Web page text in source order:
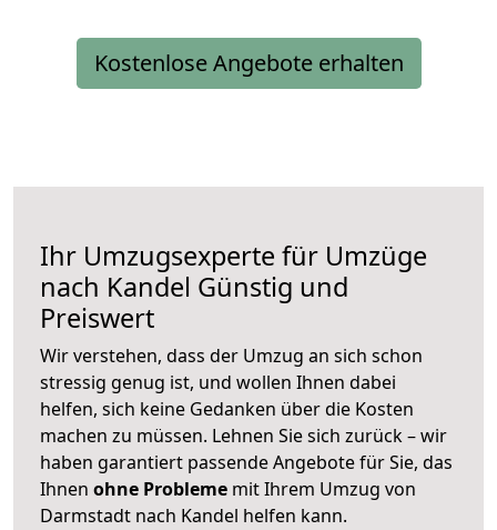
Kostenlose Angebote erhalten
Ihr Umzugsexperte für Umzüge
nach Kandel Günstig und
Preiswert
Wir verstehen, dass der Umzug an sich schon
stressig genug ist, und wollen Ihnen dabei
helfen, sich keine Gedanken über die Kosten
machen zu müssen. Lehnen Sie sich zurück – wir
haben garantiert passende Angebote für Sie, das
Ihnen ohne Probleme mit Ihrem Umzug von
Darmstadt nach Kandel helfen kann.